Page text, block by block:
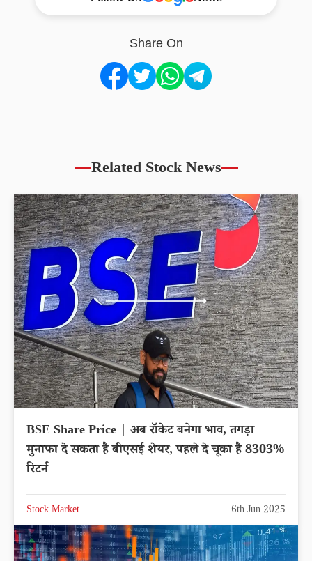
Share On
Related Stock News
BSE Share Price | अब रॉकेट बनेगा भाव, तगड़ा
मुनाफा दे सकता है बीएसई शेयर, पहले दे चूका है 8303%
रिटर्न
Stock Market 6th Jun 2025